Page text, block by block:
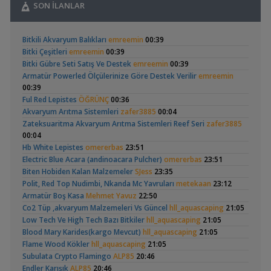
Akvaryum Tanıtımı
Karidesler Sobo Sf 550f Filtre İçine Kaçabilir MiJoec,13:12
Bitkili Akvaryuma İlk Adımsaturday,12:45
Yeni Üye Forumu
👋 Yeni Gelenler Buradan Merhaba Desinwolk23
Yeni Üye Forumu
Büyükşehir Belediyesi Çalışıyor,gece 3 😊
10:09
Yeni Üye Forumu
Bitkili Tankda Led Kullanımıdreamcatcherr,09:15
Işık CO2 ve Ekipmanlar
Dıy - Akvaryum Aydınlatması Hakkında Bilgi
Yeni Üye Forumu
130 Lt 50+ Lepistes İçin8.500 Tl Bütçeli Dışfiltre
00:15
Yeni Üye Forumu
Catappa YetişiyorumRafayel,22:46
Bitki Türleri ve Bakımı
Akvaredden Gelen Bitkiler Sufisu, 21:48
Bitki Türleri ve Bakımı
30x20x20akvaristsaglam,20:15
Akvaryum Tanıtımı
Head Üreme Süreci
Vlog
Apistogramma
Hongsloi Çiftim Ve
Yavruları
Betta Antuta
Ramshorn Hakkında
Her Şey
Akvaryumu
(6)
Leonardit Zeminli
SON İLANLAR
Bitkili Akvaryum Balıkları emreemin 00:39
Bitki Çeşitleri emreemin 00:39
Bitki Gübre Seti Satış Ve Destekemreemin 00:39
Armatür Powerled Ölçülerinize Göre Destek Veriliremreemin
00:39
Ful Red Lepistes ÖĞRÜNÇ00:36
Akvaryum Arıtma Sistemleri zafer3885 00:04
Zateksuaritma Akvaryum Arıtma Sistemleri Reef Seri zafer3885
00:04
Hb White Lepistes omererbas 23:51
Electric Blue Acara (andinoacara Pulcher) omererbas 23:51
Biten Hobiden Kalan MalzemelerSJess 23:35
Polit, Red Top Nudimbi, Nkanda Mc Yavruları metekaan 23:12
Armatür Boş Kasa Mehmet Yavuz 22:50
Co2 Tüp ,akvaryum Malzemeleri Vs Güncel hll_aquascaping 21:05
Low Tech Ve High Tech Bazı Bitkilerhll_aquascaping 21:05
Blood Mary Karides(kargo Mevcut) hll_aquascaping 21:05
Flame Wood Köklerhll_aquascaping 21:05
Subulata Crypto Flamingo ALP85 20:46
Endler KarışıkALP85 20:46